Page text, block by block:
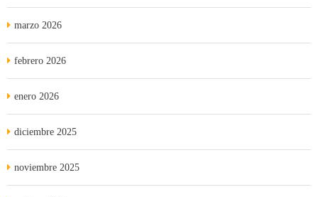
marzo 2026
febrero 2026
enero 2026
diciembre 2025
noviembre 2025